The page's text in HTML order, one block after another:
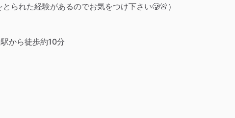
られた経験があるのでお気をつけ下さい🥲🚨）
から徒歩約10分